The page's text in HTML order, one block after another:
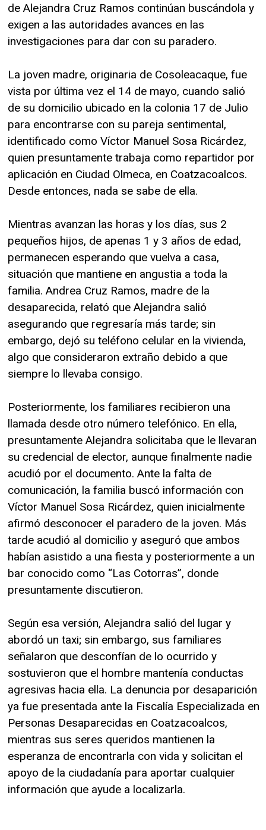
de Alejandra Cruz Ramos continúan buscándola y
exigen a las autoridades avances en las
investigaciones para dar con su paradero.
La joven madre, originaria de Cosoleacaque, fue
vista por última vez el 14 de mayo, cuando salió
de su domicilio ubicado en la colonia 17 de Julio
para encontrarse con su pareja sentimental,
identificado como Víctor Manuel Sosa Ricárdez,
quien presuntamente trabaja como repartidor por
aplicación en Ciudad Olmeca, en Coatzacoalcos.
Desde entonces, nada se sabe de ella.
Mientras avanzan las horas y los días, sus 2
pequeños hijos, de apenas 1 y 3 años de edad,
permanecen esperando que vuelva a casa,
situación que mantiene en angustia a toda la
familia. Andrea Cruz Ramos, madre de la
desaparecida, relató que Alejandra salió
asegurando que regresaría más tarde; sin
embargo, dejó su teléfono celular en la vivienda,
algo que consideraron extraño debido a que
siempre lo llevaba consigo.
Posteriormente, los familiares recibieron una
llamada desde otro número telefónico. En ella,
presuntamente Alejandra solicitaba que le llevaran
su credencial de elector, aunque finalmente nadie
acudió por el documento. Ante la falta de
comunicación, la familia buscó información con
Víctor Manuel Sosa Ricárdez, quien inicialmente
afirmó desconocer el paradero de la joven. Más
tarde acudió al domicilio y aseguró que ambos
habían asistido a una fiesta y posteriormente a un
bar conocido como “Las Cotorras”, donde
presuntamente discutieron.
Según esa versión, Alejandra salió del lugar y
abordó un taxi; sin embargo, sus familiares
señalaron que desconfían de lo ocurrido y
sostuvieron que el hombre mantenía conductas
agresivas hacia ella. La denuncia por desaparición
ya fue presentada ante la Fiscalía Especializada en
Personas Desaparecidas en Coatzacoalcos,
mientras sus seres queridos mantienen la
esperanza de encontrarla con vida y solicitan el
apoyo de la ciudadanía para aportar cualquier
información que ayude a localizarla.